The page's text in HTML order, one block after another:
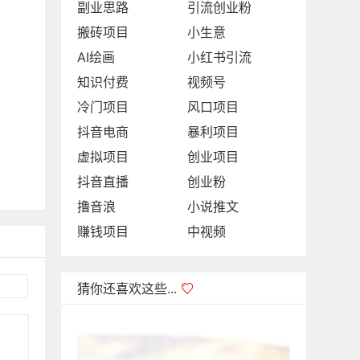
副业思路
引流创业粉
搬砖项目
小生意
AI绘画
小红书引流
知识付费
视频号
冷门项目
风口项目
抖音电商
暴利项目
虚拟项目
创业项目
抖音直播
创业粉
撸音浪
小说推文
赚钱项目
中视频
猜你还喜欢这些... 